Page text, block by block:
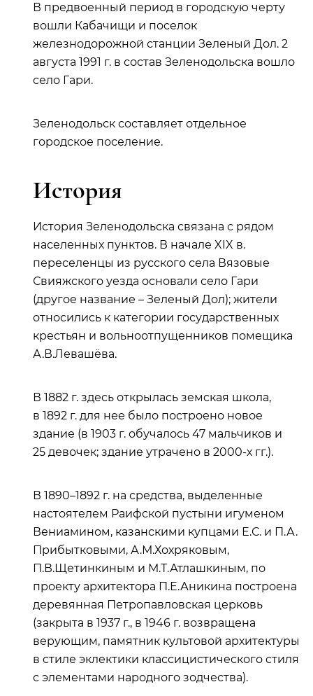
В предвоенный период в городскую черту
вошли Кабачищи и поселок
железнодорожной станции Зеленый Дол. 2
августа 1991 г. в состав Зеленодольска вошло
село Гари.
Зеленодольск составляет отдельное
городское поселение.
История
История Зеленодольска связана с рядом
населенных пунктов. В начале XIX в.
переселенцы из русского села Вязовые
Свияжского уезда основали село Гари
(другое название – Зеленый Дол); жители
относились к категории государственных
крестьян и вольноотпущенников помещика
А.В.Левашёва.
В 1882 г. здесь открылась земская школа,
в 1892 г. для нее было построено новое
здание (в 1903 г. обучалось 47 мальчиков и
25 девочек; здание утрачено в 2000‑х гг.).
В 1890–1892 г. на средства, выделенные
настоятелем Раифской пустыни игуменом
Вениамином, казанскими купцами Е.С. и П.А.
Прибытковыми, А.М.Хохряковым,
П.В.Щетинкиным и М.Т.Атлашкиным, по
проекту архитектора П.Е.Аникина построена
деревянная Петропавловская церковь
(закрыта в 1937 г., в 1946 г. возвращена
верующим, памятник культовой архитектуры
в стиле эклектики классицистического стиля
с элементами народного зодчества).